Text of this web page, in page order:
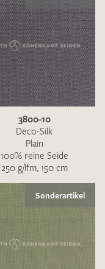
3800-10
Deco-Silk
Plain
100% reine Seide
250 g/lfm, 150 cm
Sonderartikel